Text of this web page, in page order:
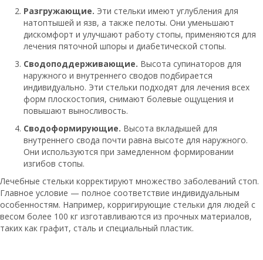
Разгружающие. Эти стельки имеют углубления для
натоптышей и язв, а также пелоты. Они уменьшают
дискомфорт и улучшают работу стопы, применяются для
лечения пяточной шпоры и диабетической стопы.
Сводоподдерживающие. Высота супинаторов для
наружного и внутреннего сводов подбирается
индивидуально. Эти стельки подходят для лечения всех
форм плоскостопия, снимают болевые ощущения и
повышают выносливость.
Сводоформирующие. Высота вкладышей для
внутреннего свода почти равна высоте для наружного.
Они используются при замедленном формировании
изгибов стопы.
Лечебные стельки корректируют множество заболеваний стоп.
Главное условие — полное соответствие индивидуальным
особенностям. Например, корригирующие стельки для людей с
весом более 100 кг изготавливаются из прочных материалов,
таких как графит, сталь и специальный пластик.